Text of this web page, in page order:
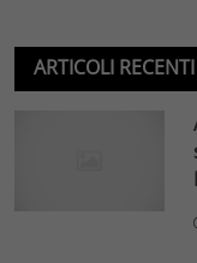
ARTICOLI RECENTI